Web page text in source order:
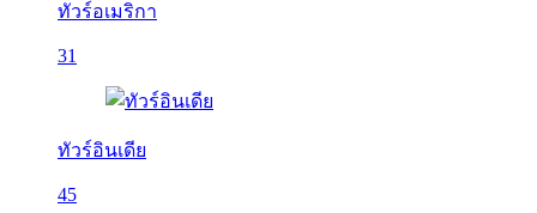
ทัวร์อเมริกา
31
ทัวร์อินเดีย
45